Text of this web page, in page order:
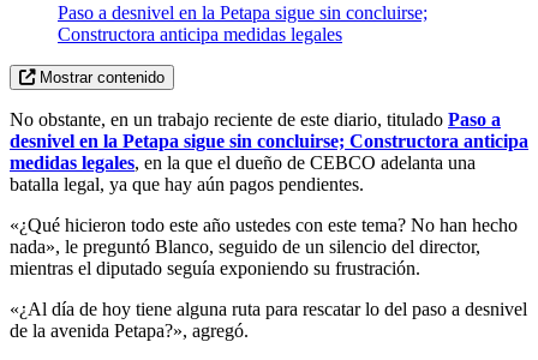
Paso a desnivel en la Petapa sigue sin concluirse;
Constructora anticipa medidas legales
Mostrar contenido
No obstante, en un trabajo reciente de este diario, titulado Paso a
desnivel en la Petapa sigue sin concluirse; Constructora anticipa
medidas legales, en la que el dueño de CEBCO adelanta una
batalla legal, ya que hay aún pagos pendientes.
«¿Qué hicieron todo este año ustedes con este tema? No han hecho
nada», le preguntó Blanco, seguido de un silencio del director,
mientras el diputado seguía exponiendo su frustración.
«¿Al día de hoy tiene alguna ruta para rescatar lo del paso a desnivel
de la avenida Petapa?», agregó.